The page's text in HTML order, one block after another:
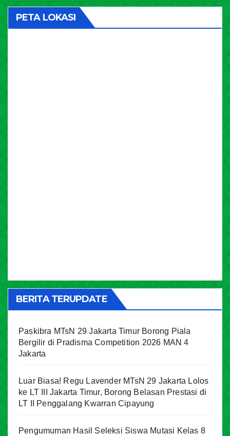
PETA LOKASI
BERITA TERUPDATE
Paskibra MTsN 29 Jakarta Timur Borong Piala
Bergilir di Pradisma Competition 2026 MAN 4
Jakarta
Luar Biasa! Regu Lavender MTsN 29 Jakarta Lolos
ke LT III Jakarta Timur, Borong Belasan Prestasi di
LT II Penggalang Kwarran Cipayung
Pengumuman Hasil Seleksi Siswa Mutasi Kelas 8